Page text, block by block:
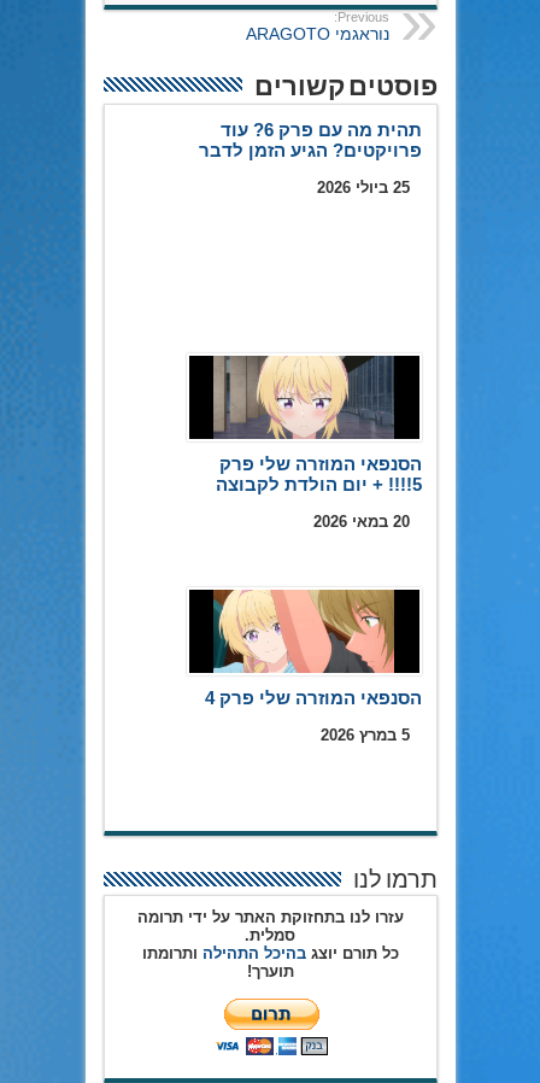
Previous:
נוראגמי ARAGOTO
פוסטים קשורים
תהית מה עם פרק 6? עוד
פרויקטים? הגיע הזמן לדבר
25 ביולי 2026
הסנפאי המוזרה שלי פרק
5!!!! + יום הולדת לקבוצה
20 במאי 2026
הסנפאי המוזרה שלי פרק 4
5 במרץ 2026
תרמו לנו
עזרו לנו בתחזוקת האתר על ידי תרומה
סמלית.
כל תורם יוצגבהיכל התהילה ותרומתו
תוערך!